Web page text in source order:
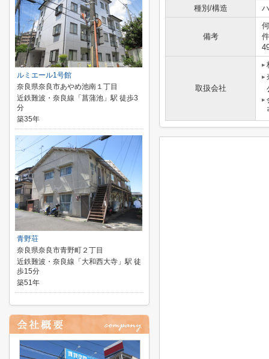
種別/構造
備考
取扱会社
ルミエール1号館
奈良県奈良市あやめ池南１丁目
近鉄難波・奈良線「菖蒲池」駅 徒歩3
分
築35年
青野荘
奈良県奈良市青野町２丁目
近鉄難波・奈良線「大和西大寺」駅 徒
歩15分
築51年